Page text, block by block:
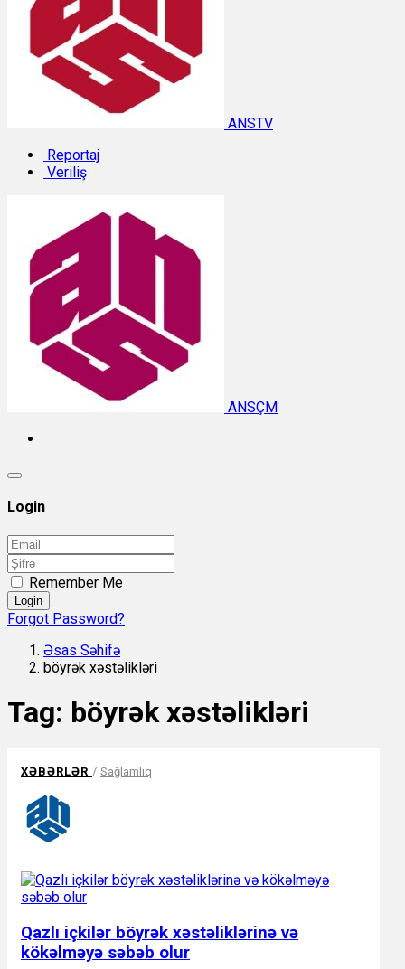
ANSTV
Reportaj
Veriliş
ANSÇM
Login
Remember Me
Login
Forgot Password?
Əsas Səhifə
böyrək xəstəlikləri
Tag: böyrək xəstəlikləri
XƏBƏRLƏR / Sağlamlıq
Qazlı içkilər böyrək xəstəliklərinə və
kökəlməyə səbəb olur